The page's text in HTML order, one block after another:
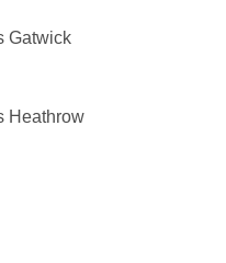
Gatwick
Heathrow